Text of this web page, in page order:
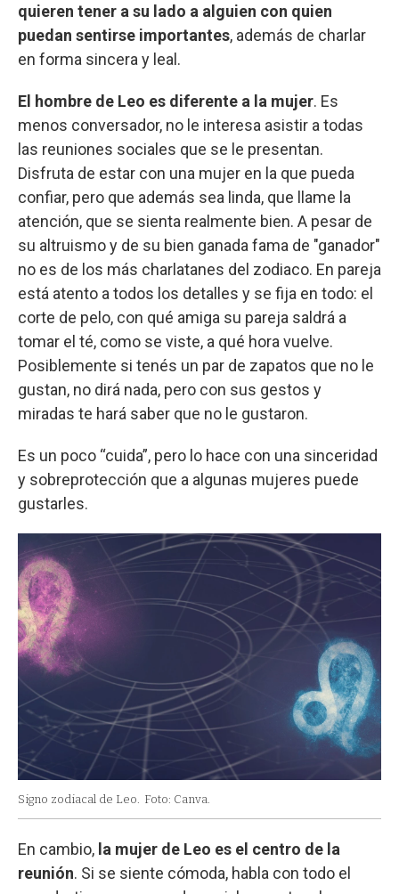
quieren tener a su lado a alguien con quien
puedan sentirse importantes, además de charlar
en forma sincera y leal.
El hombre de Leo es diferente a la mujer. Es
menos conversador, no le interesa asistir a todas
las reuniones sociales que se le presentan.
Disfruta de estar con una mujer en la que pueda
confiar, pero que además sea linda, que llame la
atención, que se sienta realmente bien. A pesar de
su altruismo y de su bien ganada fama de "ganador"
no es de los más charlatanes del zodiaco. En pareja
está atento a todos los detalles y se fija en todo: el
corte de pelo, con qué amiga su pareja saldrá a
tomar el té, como se viste, a qué hora vuelve.
Posiblemente si tenés un par de zapatos que no le
gustan, no dirá nada, pero con sus gestos y
miradas te hará saber que no le gustaron.
Es un poco “cuida”, pero lo hace con una sinceridad
y sobreprotección que a algunas mujeres puede
gustarles.
Signo zodiacal de Leo. Foto: Canva.
En cambio, la mujer de Leo es el centro de la
reunión. Si se siente cómoda, habla con todo el